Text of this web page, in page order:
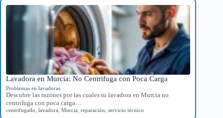
Lavadora en Murcia: No Centrifuga con Poca Carga
Problemas en lavadoras
Descubre las razones por las cuales tu lavadora en Murcia no
centrifuga con poca carga…
centrifugado lavadora Murcia reparación servicio técnico